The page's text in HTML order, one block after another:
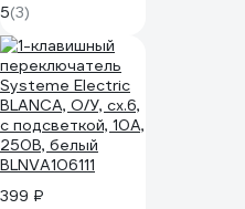
BLANCA, О/У, cх.6,
с подсветкой, 10А,
250B, молочный
BLNVA106112
5(3)
399 ₽